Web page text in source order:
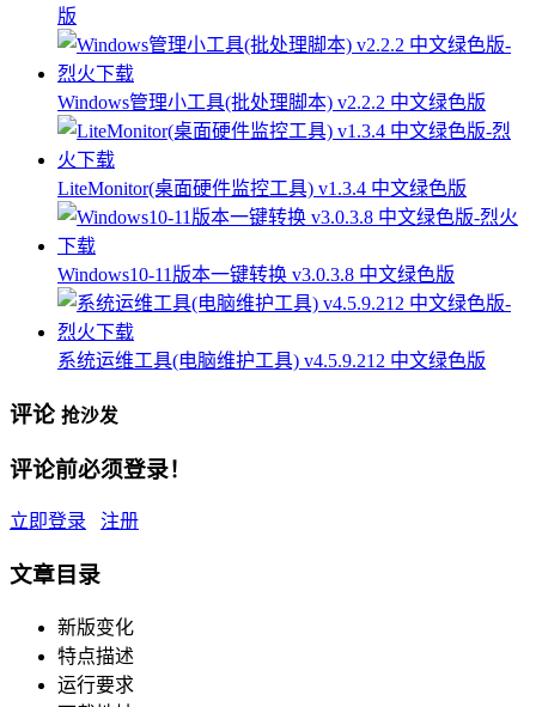
版
Windows管理小工具(批处理脚本) v2.2.2 中文绿色版
LiteMonitor(桌面硬件监控工具) v1.3.4 中文绿色版
Windows10-11版本一键转换 v3.0.3.8 中文绿色版
系统运维工具(电脑维护工具) v4.5.9.212 中文绿色版
评论 抢沙发
评论前必须登录！
立即登录 注册
文章目录
新版变化
特点描述
运行要求